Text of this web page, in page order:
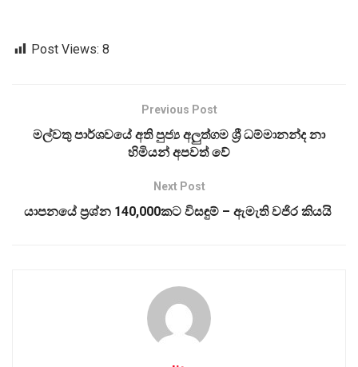
Post Views: 8
Previous Post
මල්වතු පාර්ශවයේ අති පුජ්‍ය අලුත්ගම ශ්‍රී ධම්මානන්ද නා
හිමියන් අපවත් වේ
Next Post
යාපනයේ ප්‍රශ්න 140,000කට විසඳුම් – ඇමැති වජිර කියයි